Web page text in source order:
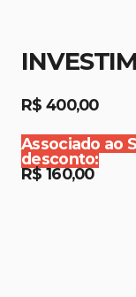
R$ 400,00
Associado ao
desconto:
R$ 160,00